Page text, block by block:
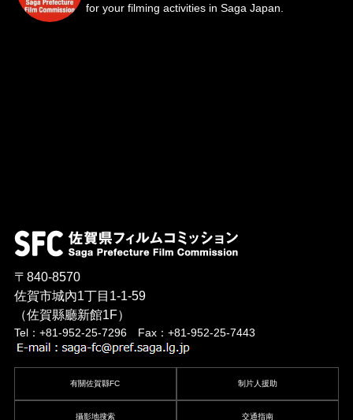
for your filming activities in Saga Japan.
〒840-8570
佐賀市城內1丁目1-1-59
（佐賀縣廳新館1F）
Tel：+81-952-25-7296 Fax：+81-952-25-7443
有關佐賀縣FC 制片人援助
攝影地搜索 交通指南